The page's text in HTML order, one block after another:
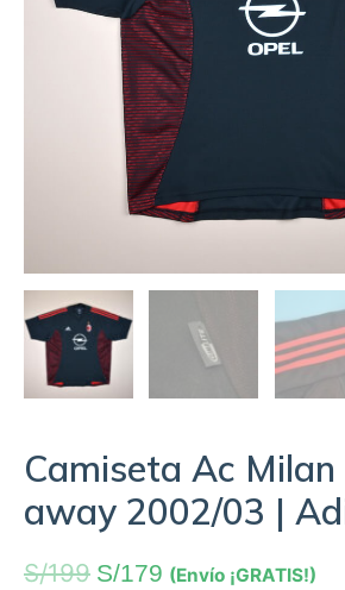
Camiseta Ac
away 2002/03 |
S/199 S/179 (Envío ¡GRATIS!)